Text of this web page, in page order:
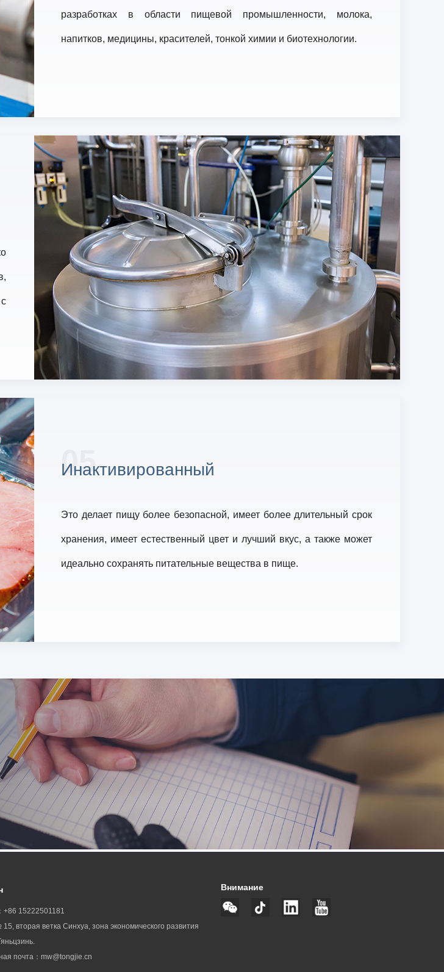
разработках в области пищевой промышленности, молока,
напитков, медицины, красителей, тонкой химии и биотехнологии.
05
Инактивированный
Это делает пищу более безопасной, имеет более длительный срок
хранения, имеет естественный цвет и лучший вкус, а также может
идеально сохранять питательные вещества в пище.
+86 15222501181
вторая ветка Синхуа, зона экономического развития
почта：mw@tongjie.cn
Внимание